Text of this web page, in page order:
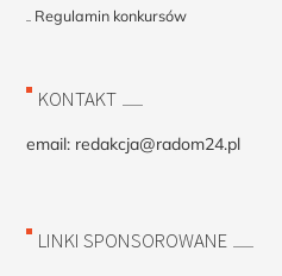
Regulamin konkursów
KONTAKT
email: redakcja@radom24.pl
LINKI SPONSOROWANE